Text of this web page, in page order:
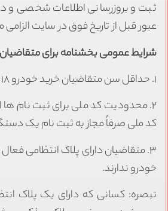
ثبت و بروزرسانی اطلاعات شخصی و
عبور قبل از تاریخ فوق در سایت
شرایط عمومی بخشنامه برای
۱. حداقل سن متقاضیان خرید خودرو ۱۸ سال می باشد.
۲. محدودیت کد ملی برای ثبت نام
کد ملی صرفاً مجاز به ثبت نام یک
۳. متقاضیان دارای پلاک انتظامی
خودرو ندارند.
تبصره: کسانی که دارای یک پلاک